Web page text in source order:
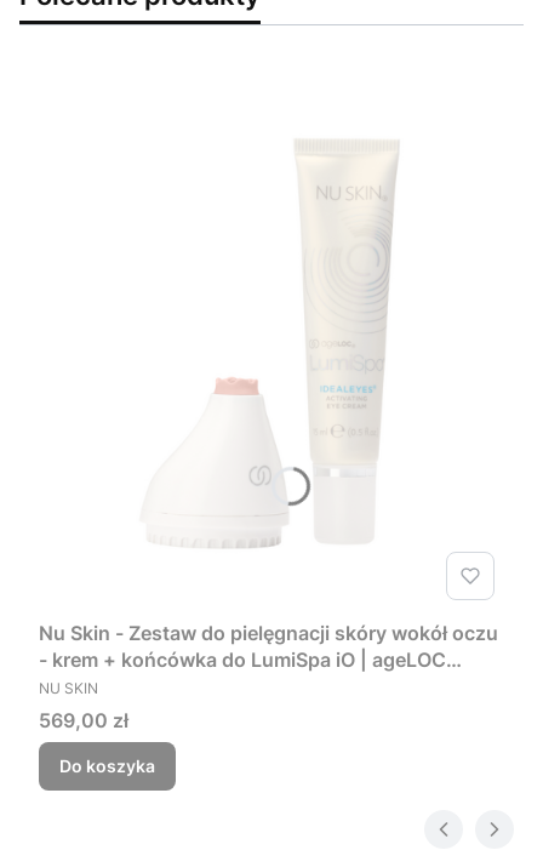
Nu Skin - Zestaw do pielęgnacji skóry wokół oczu
- krem + końcówka do LumiSpa iO | ageLOC
LumiSpa Accent & IdealEyes
PRODUCENT
NU SKIN
Cena
569,00 zł
Do koszyka